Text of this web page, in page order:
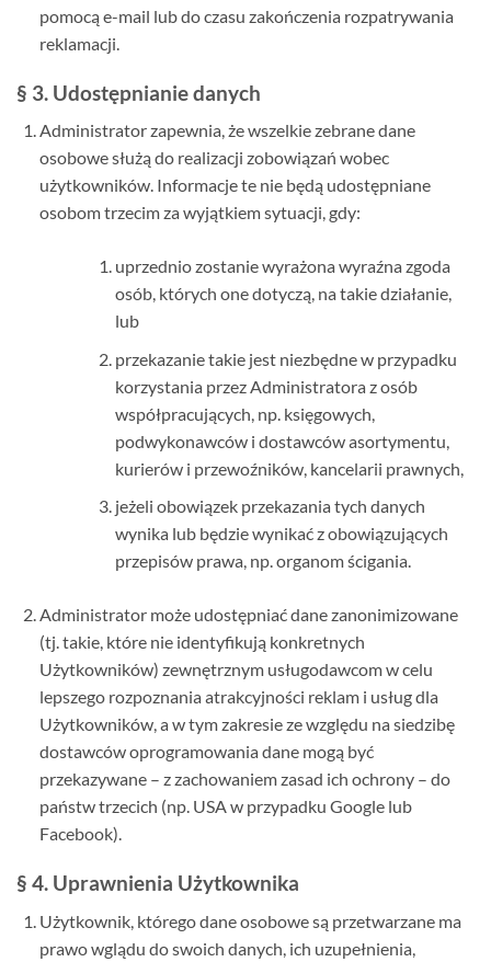
pomocą e-mail lub do czasu zakończenia rozpatrywania
reklamacji.
§ 3. Udostępnianie danych
Administrator zapewnia, że wszelkie zebrane dane
osobowe służą do realizacji zobowiązań wobec
użytkowników. Informacje te nie będą udostępniane
osobom trzecim za wyjątkiem sytuacji, gdy:
uprzednio zostanie wyrażona wyraźna zgoda
osób, których one dotyczą, na takie działanie,
lub
przekazanie takie jest niezbędne w przypadku
korzystania przez Administratora z osób
współpracujących, np. księgowych,
podwykonawców i dostawców asortymentu,
kurierów i przewoźników, kancelarii prawnych,
jeżeli obowiązek przekazania tych danych
wynika lub będzie wynikać z obowiązujących
przepisów prawa, np. organom ścigania.
Administrator może udostępniać dane zanonimizowane
(tj. takie, które nie identyfikują konkretnych
Użytkowników) zewnętrznym usługodawcom w celu
lepszego rozpoznania atrakcyjności reklam i usług dla
Użytkowników, a w tym zakresie ze względu na siedzibę
dostawców oprogramowania dane mogą być
przekazywane – z zachowaniem zasad ich ochrony – do
państw trzecich (np. USA w przypadku Google lub
Facebook).
§ 4. Uprawnienia Użytkownika
Użytkownik, którego dane osobowe są przetwarzane ma
prawo wglądu do swoich danych, ich uzupełnienia,